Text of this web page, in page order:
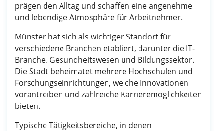
prägen den Alltag und schaffen eine angenehme
und lebendige Atmosphäre für Arbeitnehmer.
Münster hat sich als wichtiger Standort für
verschiedene Branchen etabliert, darunter die IT-
Branche, Gesundheitswesen und Bildungssektor.
Die Stadt beheimatet mehrere Hochschulen und
Forschungseinrichtungen, welche Innovationen
vorantreiben und zahlreiche Karrieremöglichkeiten
bieten.
Typische Tätigkeitsbereiche, in denen